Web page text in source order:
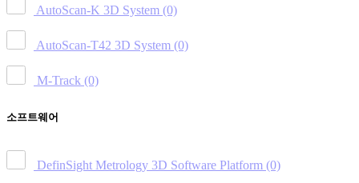
AutoScan-K 3D System (0)
AutoScan-T42 3D System (0)
M-Track (0)
소프트웨어
DefinSight Metrology 3D Software Platform (0)